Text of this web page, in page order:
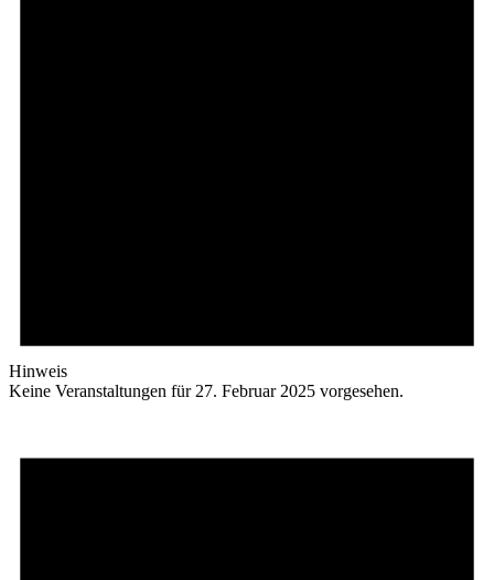
Hinweis
Keine Veranstaltungen für 27. Februar 2025 vorgesehen.